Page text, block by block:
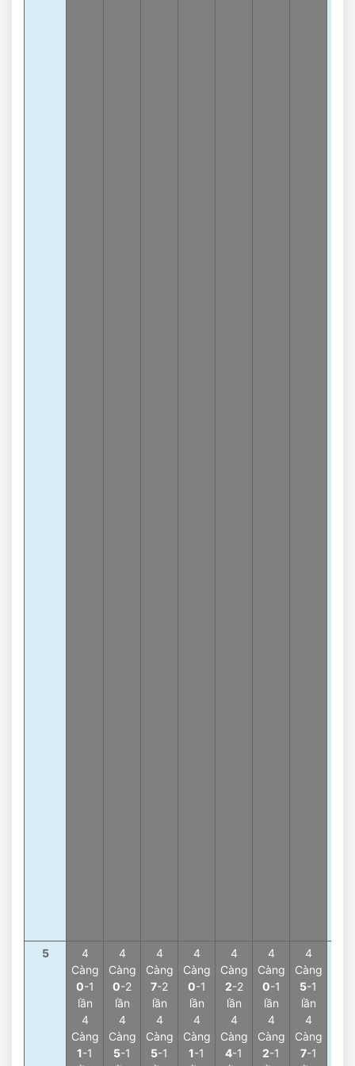
5
4
Càng
0-1
lần
4
Càng
1-1
4
Càng
0-2
lần
4
Càng
5-1
4
Càng
7-2
lần
4
Càng
5-1
4
Càng
0-1
lần
4
Càng
1-1
4
Càng
2-2
lần
4
Càng
4-1
4
Càng
0-1
lần
4
Càng
2-1
4
Càng
5-1
lần
4
Càng
7-1